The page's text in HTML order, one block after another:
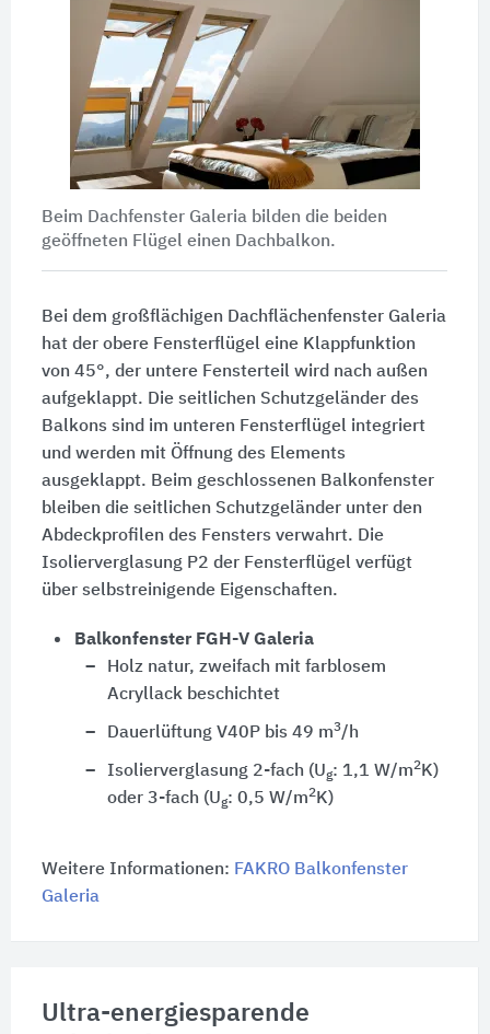
Beim Dachfenster Galeria bilden die beiden
geöffneten Flügel einen Dachbalkon.
Bei dem großflächigen Dachflächenfenster Galeria
hat der obere Fensterflügel eine Klappfunktion
von 45°, der untere Fensterteil wird nach außen
aufgeklappt. Die seitlichen Schutzgeländer des
Balkons sind im unteren Fensterflügel integriert
und werden mit Öffnung des Elements
ausgeklappt. Beim geschlossenen Balkonfenster
bleiben die seitlichen Schutzgeländer unter den
Abdeckprofilen des Fensters verwahrt. Die
Isolierverglasung P2 der Fensterflügel verfügt
über selbstreinigende Eigenschaften.
Balkonfenster FGH-V Galeria
Holz natur, zweifach mit farblosem
Acryllack beschichtet
Dauerlüftung V40P bis 49 m3/h
Isolierverglasung 2-fach (Ug: 1,1 W/m2K)
oder 3-fach (Ug: 0,5 W/m2K)
Weitere Informationen: FAKRO Balkonfenster
Galeria
Ultra-energiesparende